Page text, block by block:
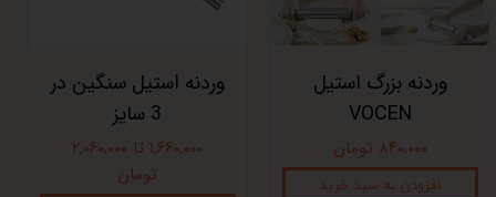
وردنه بزرگ استیل
VOCEN
۸۴۰,۰۰۰ تومان
افزودن به سبد خرید
وردنه استیل سنگین در
3 سایز
۱,۶۶۰,۰۰۰ تا ۲,۰۶۰,۰۰۰
تومان